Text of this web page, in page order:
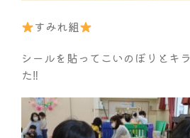
すみれ組
シールを貼ってこいのぼりとキ
た‼